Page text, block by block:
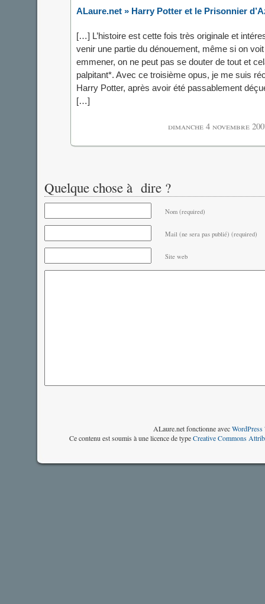
ALaure.net » Harry Potter et le Prisonnier
[…] L’histoire est cette fois très originale et
venir une partie du dénouement, même si on
emmener, on ne peut pas se douter de tout et
palpitant*. Avec ce troisième opus, je me suis
Harry Potter, après avoir été passablement
[…]
dimanche 4 novembre
Quelque chose à dire ?
Nom (required)
Mail (ne sera pas publié) (required)
Site web
ALaure.net fonctionne avecWordPress
Ce contenu est soumis à une licence de typeCreative Commons